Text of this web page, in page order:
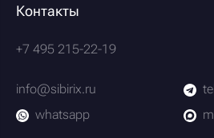
Контакты
+7 495 215-22-19
info@sibirix.ru
whatsapp